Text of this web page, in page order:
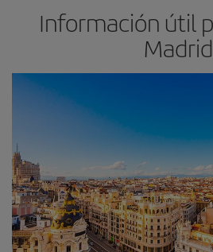
Información útil
Madrid